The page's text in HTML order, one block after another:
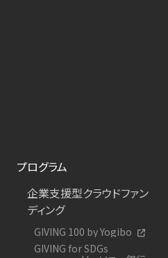
プログラム
企業支援型クラウドファン
ディング
GIVING 100 by Yogibo
GIVING for SDGs